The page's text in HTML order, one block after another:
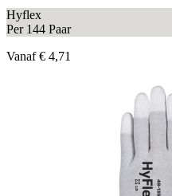
Hyflex
Per 144 Paar
Vanaf € 4,71